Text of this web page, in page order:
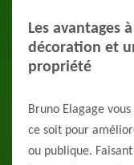
Les avantages
décoration et
propriété
Bruno Elagage
ce soit pour
ou publique.